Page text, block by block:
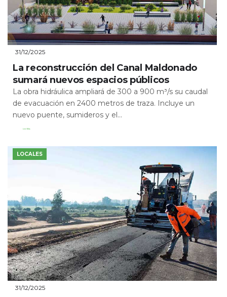
31/12/2025
La reconstrucción del Canal Maldonado
sumará nuevos espacios públicos
La obra hidráulica ampliará de 300 a 900 m³/s su caudal
de evacuación en 2400 metros de traza. Incluye un
nuevo puente, sumideros y el...
Leer Más
LOCALES
31/12/2025